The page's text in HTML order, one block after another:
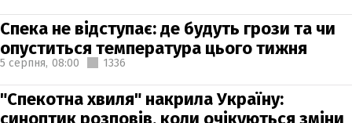
Спека не відступає: де будуть грози та чи
опуститься температура цього тижня
5 серпня, 08:00 1336
"Спекотна хвиля" накрила Україну:
синоптик розповів, коли очікуються зміни